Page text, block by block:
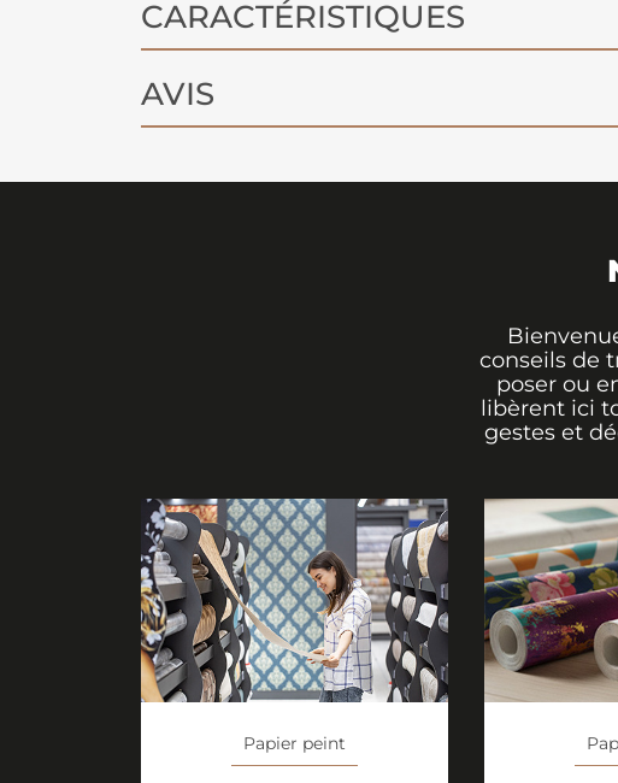
préparation particulière et se découpe
CARACTÉRISTIQUES
AVIS
conseils de
poser ou
libèrent ici
gestes et
Papier peint